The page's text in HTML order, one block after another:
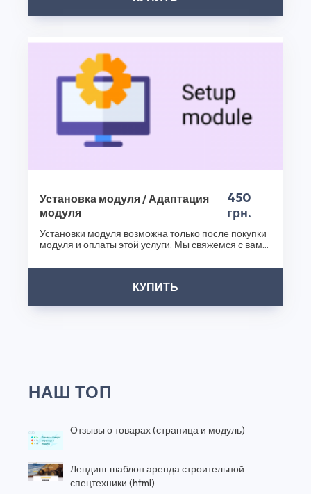
плагинов уже сегодня и сделайте ваш бизнес еще
Спасибо, что выбрали CS50!
Установка модуля / Адаптация
модуля
450
грн.
Установки модуля возможна только после покупки
модуля и оплаты этой услуги. Мы свяжемся с вами
КУПИТЬ
НАШ ТОП
Отзывы о товарах (страница и модуль)
Лендинг шаблон аренда строительной
спецтехники (html)